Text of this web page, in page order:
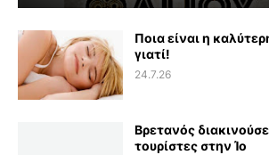
Ποια είναι η
γιατί!
24.7.26
Βρετανός
τουρίστες στην Ίο